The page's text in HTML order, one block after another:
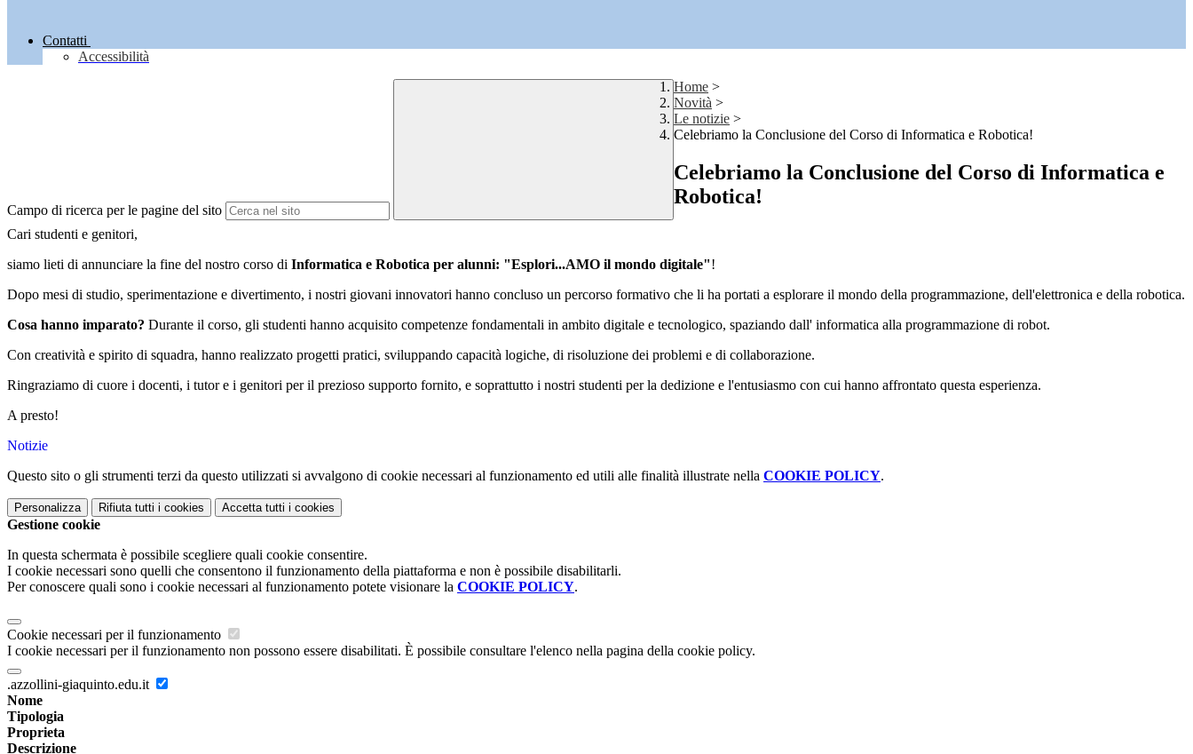
Contatti
Accessibilità
Campo di ricerca per le pagine del sito
Home >
Novità >
Le notizie >
Celebriamo la Conclusione del Corso di Informatica e Robotica!
Celebriamo la Conclusione del Corso di Informatica e
Robotica!
Cari studenti e genitori,
siamo lieti di annunciare la fine del nostro corso di Informatica e Robotica per alunni: "Esplori...AMO il mondo digitale"!
Dopo mesi di studio, sperimentazione e divertimento, i nostri giovani innovatori hanno concluso un percorso formativo che li ha portati a esplorare il mondo della programmazione, dell'elettronica e della robotica.
Cosa hanno imparato? Durante il corso, gli studenti hanno acquisito competenze fondamentali in ambito digitale e tecnologico, spaziando dall' informatica alla programmazione di robot.
Con creatività e spirito di squadra, hanno realizzato progetti pratici, sviluppando capacità logiche, di risoluzione dei problemi e di collaborazione.
Ringraziamo di cuore i docenti, i tutor e i genitori per il prezioso supporto fornito, e soprattutto i nostri studenti per la dedizione e l'entusiasmo con cui hanno affrontato questa esperienza.
A presto!
Notizie
Questo sito o gli strumenti terzi da questo utilizzati si avvalgono di cookie necessari al funzionamento ed utili alle finalità illustrate nella COOKIE POLICY.
Personalizza Rifiuta tutti i cookies Accetta tutti i cookies
Gestione cookie
In questa schermata è possibile scegliere quali cookie consentire.
I cookie necessari sono quelli che consentono il funzionamento della piattaforma e non è possibile disabilitarli.
Per conoscere quali sono i cookie necessari al funzionamento potete visionare la COOKIE POLICY.
Cookie necessari per il funzionamento
I cookie necessari per il funzionamento non possono essere disabilitati. È possibile consultare l'elenco nella pagina della cookie policy.
.azzollini-giaquinto.edu.it
Nome
Tipologia
Proprieta
Descrizione